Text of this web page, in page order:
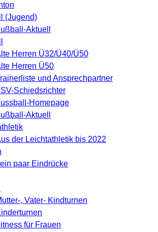
(Jugend)
Aktuell
Herren Ü32/Ü40/Ü50
Herren Ü50
und Ansprechpartner
Schiedsrichter
Homepage
Aktuell
der Leichtathletik bis 2022
paar Eindrücke
, Vater- Kindturnen
für Frauen